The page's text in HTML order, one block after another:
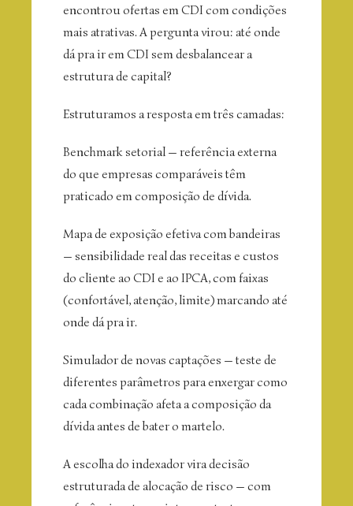
encontrou ofertas em CDI com condições
mais atrativas. A pergunta virou: até onde
dá pra ir em CDI sem desbalancear a
estrutura de capital?
Estruturamos a resposta em três camadas:
Benchmark setorial — referência externa
do que empresas comparáveis têm
praticado em composição de dívida.
Mapa de exposição efetiva com bandeiras
— sensibilidade real das receitas e custos
do cliente ao CDI e ao IPCA, com faixas
(confortável, atenção, limite) marcando até
onde dá pra ir.
Simulador de novas captações — teste de
diferentes parâmetros para enxergar como
cada combinação afeta a composição da
dívida antes de bater o martelo.
A escolha do indexador vira decisão
estruturada de alocação de risco — com